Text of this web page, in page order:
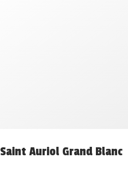
Saint Auriol Grand Blanc